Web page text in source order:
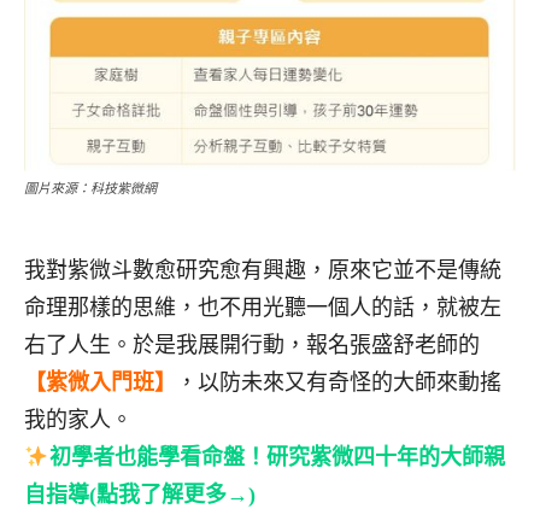
圖片來源：科技紫微網
我對紫微斗數愈研究愈有興趣，原來它並不是傳統
命理那樣的思維，也不用光聽一個人的話，就被左
右了人生。於是我展開行動，報名張盛舒老師的
【紫微入門班】
，以防未來又有奇怪的大師來動搖
我的家人。
初學者也能學看命盤！研究紫微四十年的大師親
自指導(點我了解更多→)